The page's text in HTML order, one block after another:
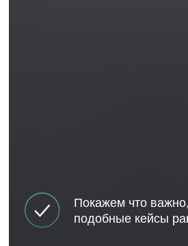
Регистрация с нуля